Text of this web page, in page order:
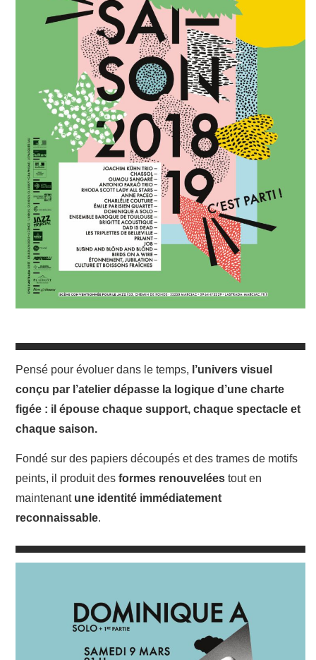
Pensé pour évoluer dans le temps, l’univers visuel
conçu par l’atelier dépasse la logique d’une charte
figée : il épouse chaque support, chaque spectacle et
chaque saison.
Fondé sur des papiers découpés et des trames de motifs
peints, il produit des formes renouvelées tout en
maintenant une identité immédiatement
reconnaissable.